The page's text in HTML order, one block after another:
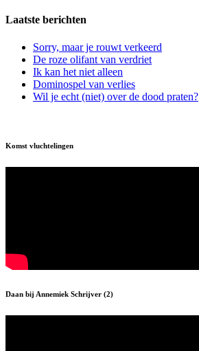
Laatste berichten
Sorry, maar je rouwt verkeerd
De roze olifant van verdriet
Ik kan het niet alleen
Dominospel van verlies
Wil je echt (niet) over de dood praten?
Komst vluchtelingen
Daan bij Annemiek Schrijver (2)